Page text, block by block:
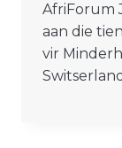
AfriForum
aan die
vir